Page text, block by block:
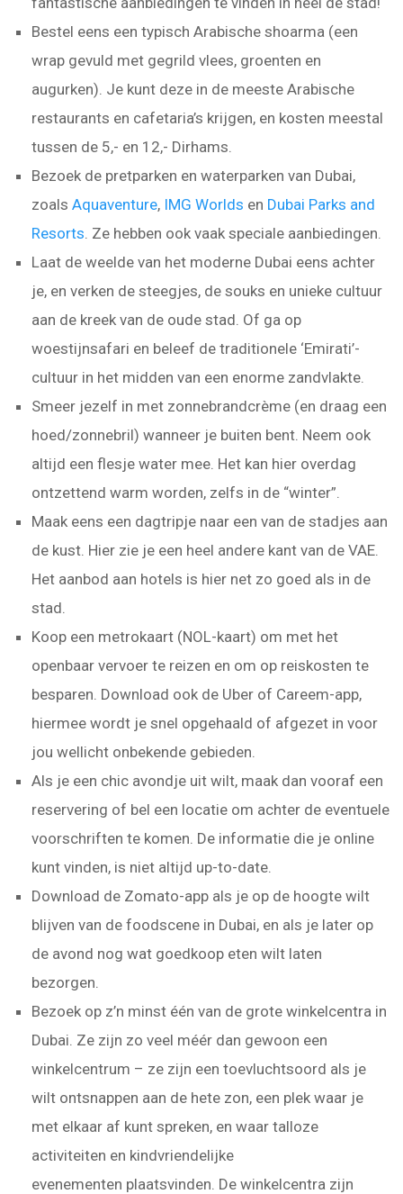
Bestel eens een typisch Arabische shoarma (een
wrap gevuld met gegrild vlees, groenten en
augurken). Je kunt deze in de meeste Arabische
restaurants en cafetaria’s krijgen, en kosten meestal
tussen de 5,- en 12,- Dirhams.
Bezoek de pretparken en waterparken van Dubai,
zoals Aquaventure, IMG Worlds en Dubai Parks and
Resorts. Ze hebben ook vaak speciale aanbiedingen.
Laat de weelde van het moderne Dubai eens achter
je, en verken de steegjes, de souks en unieke cultuur
aan de kreek van de oude stad. Of ga op
woestijnsafari en beleef de traditionele ‘Emirati’-
cultuur in het midden van een enorme zandvlakte.
Smeer jezelf in met zonnebrandcrème (en draag een
hoed/zonnebril) wanneer je buiten bent. Neem ook
altijd een flesje water mee. Het kan hier overdag
ontzettend warm worden, zelfs in de “winter”.
Maak eens een dagtripje naar een van de stadjes aan
de kust. Hier zie je een heel andere kant van de VAE.
Het aanbod aan hotels is hier net zo goed als in de
stad.
Koop een metrokaart (NOL-kaart) om met het
openbaar vervoer te reizen en om op reiskosten te
besparen. Download ook de Uber of Careem-app,
hiermee wordt je snel opgehaald of afgezet in voor
jou wellicht onbekende gebieden.
Als je een chic avondje uit wilt, maak dan vooraf een
reservering of bel een locatie om achter de eventuele
voorschriften te komen. De informatie die je online
kunt vinden, is niet altijd up-to-date.
Download de Zomato-app als je op de hoogte wilt
blijven van de foodscene in Dubai, en als je later op
de avond nog wat goedkoop eten wilt laten
bezorgen.
Bezoek op z’n minst één van de grote winkelcentra in
Dubai. Ze zijn zo veel méér dan gewoon een
winkelcentrum – ze zijn een toevluchtsoord als je
wilt ontsnappen aan de hete zon, een plek waar je
met elkaar af kunt spreken, en waar talloze
activiteiten en kindvriendelijke
evenementen plaatsvinden. De winkelcentra zijn